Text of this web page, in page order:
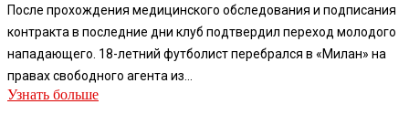
После прохождения медицинского обследования и подписания
контракта в последние дни клуб подтвердил переход молодого
нападающего. 18-летний футболист перебрался в «Милан» на
правах свободного агента из...
Узнать больше